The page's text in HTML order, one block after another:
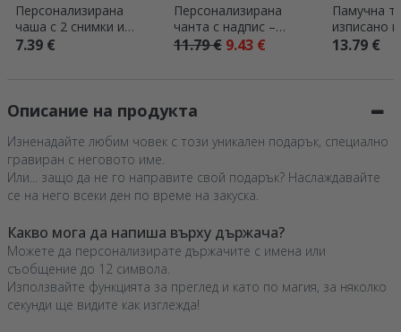
Персонализирана
чаша с 2 снимки и
текст
7.39 €
Персонализирана
чанта с надпис –
Festival good vibes
11.79 €9.43 €
Памучна
изписано
твоя
13.79 €
Описание на продукта
Изненадайте любим човек с този уникален подарък, специално
гравиран с неговото име.
Или... защо да не го направите свой подарък? Наслаждавайте
се на него всеки ден по време на закуска.
Какво мога да напиша върху държача?
Можете да персонализирате държачите с имена или
съобщение до 12 символа.
Използвайте функцията за преглед и като по магия, за няколко
секунди ще видите как изглежда!